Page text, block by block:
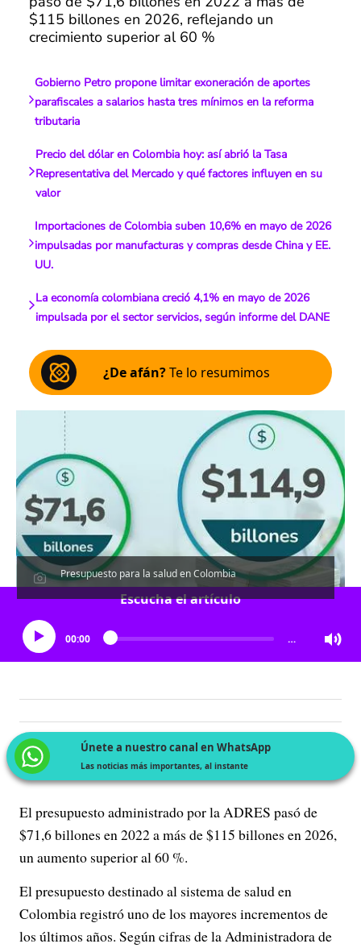
$115 billones en 2026, reflejando un
crecimiento superior al 60 %
Gobierno Petro propone limitar exoneración de aportes
parafiscales a salarios hasta tres mínimos en la reforma
tributaria
Precio del dólar en Colombia hoy: así abrió la Tasa
Representativa del Mercado y qué factores influyen en su
valor
Importaciones de Colombia suben 10,6% en mayo de 2026
impulsadas por manufacturas y compras desde China y EE.
UU.
La economía colombiana creció 4,1% en mayo de 2026
impulsada por el sector servicios, según informe del DANE
¿De afán?Te lo resumimos
Presupuesto para la salud en Colombia
Escucha el artículo
00:00 …
Únete a nuestro canal en WhatsApp
Las noticias más importantes, al instante
El presupuesto administrado por la ADRES pasó de
$71,6 billones en 2022 a más de $115 billones en 2026,
un aumento superior al 60 %.
El presupuesto destinado al sistema de salud en
Colombia registró uno de los mayores incrementos de
los últimos años. Según cifras de la Administradora de